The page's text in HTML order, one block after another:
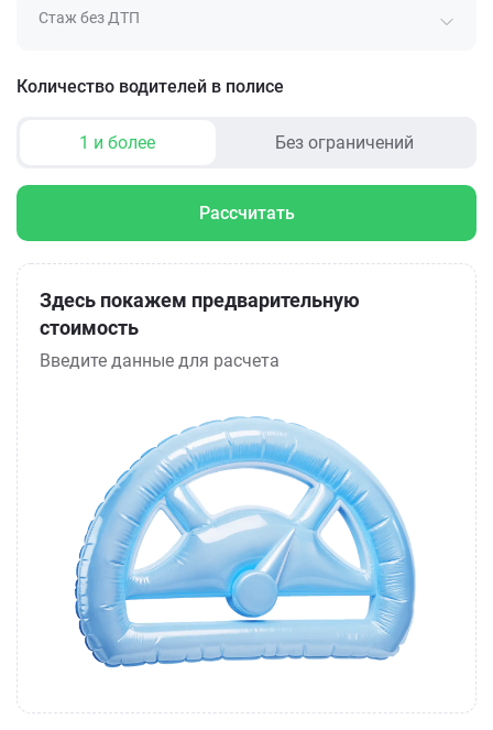
Стаж без ДТП
Количество водителей в полисе
1 и более Без ограничений
Рассчитать
Здесь покажем предварительную
стоимость
Введите данные для расчета